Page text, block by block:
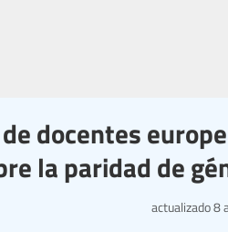
docentes
la paridad de
actualizado8